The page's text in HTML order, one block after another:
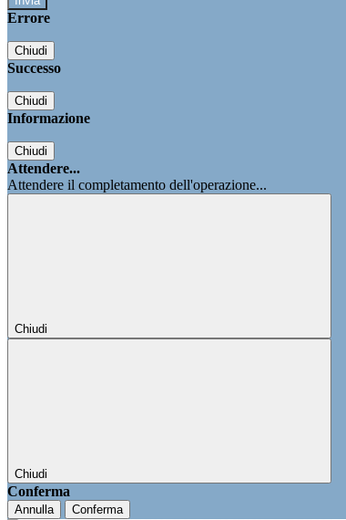
Errore
Chiudi
Successo
Chiudi
Informazione
Chiudi
Attendere...
Attendere il completamento dell'operazione...
Chiudi
Chiudi
Conferma
Annulla Conferma